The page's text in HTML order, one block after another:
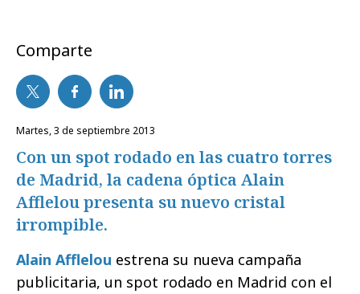
Comparte
martes, 3 de septiembre 2013
Con un spot rodado en las cuatro torres
de Madrid, la cadena óptica Alain
Afflelou presenta su nuevo cristal
irrompible.
Alain Afflelou estrena su nueva campaña
publicitaria, un spot rodado en Madrid con el